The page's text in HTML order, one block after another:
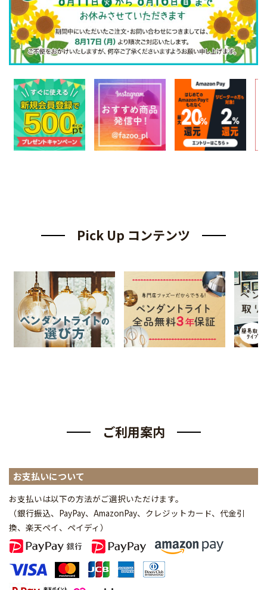
Pick Up コンテンツ
ご利用案内
お支払いについて
お支払いは以下の方法がご選択いただけます。
（銀行振込、PayPay、AmazonPay、クレジットカード、代金引
換、楽天ペイ、ペイディ ）